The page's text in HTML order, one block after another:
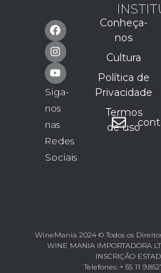
Siga-
nos
nas
Redes
Sociais
Conheça-
nos
Cultura
Política de
Privacidade
Termos
de uso
WineMania 2024 © Todos os
WINE MANIA IMPORTADORA
INSCRIÇÃO
Telefones: + 55 11